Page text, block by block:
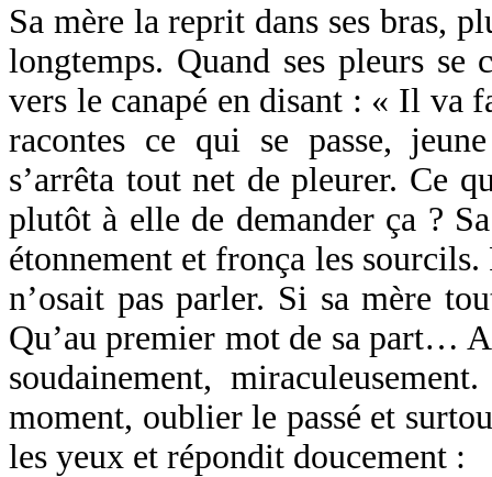
Sa mère la reprit dans ses bras,
longtemps. Quand ses pleurs se
vers le canapé en disant : « Il va
racontes ce qui se passe,
s’arrêta tout net de pleurer. Ce
plutôt à elle de demander ça ?
étonnement et fronça les
n’osait pas parler. Si sa mère
Qu’au premier mot de sa part…
soudainement,
moment, oublier le passé et
les yeux et répondit doucement :